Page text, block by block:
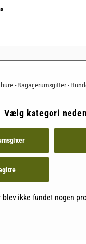
- Bagagerumsgitter -
Vælg kategori
blev ikke fundet nogen